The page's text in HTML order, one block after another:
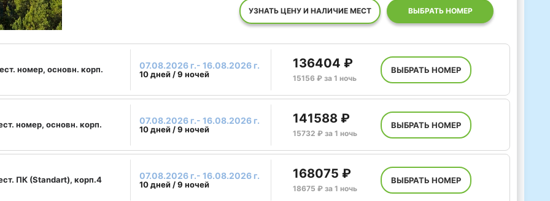
УЗНАТЬ ЦЕНУ И НАЛИЧИЕ МЕСТ ВЫБРАТЬ НОМЕР
номер, основн. корп. 07.08.2026 г.- 16.08.2026 г.
10 дней / 9 ночей
136404 ₽
15156 ₽ за 1 ночь
ВЫБРАТЬ НОМЕР
номер, основн. корп. 07.08.2026 г.- 16.08.2026 г.
10 дней / 9 ночей
141588 ₽
15732 ₽ за 1 ночь
ВЫБРАТЬ НОМЕР
ПК (Standart), корп.4 07.08.2026 г.- 16.08.2026 г.
10 дней / 9 ночей
168075 ₽
18675 ₽ за 1 ночь
ВЫБРАТЬ НОМЕР